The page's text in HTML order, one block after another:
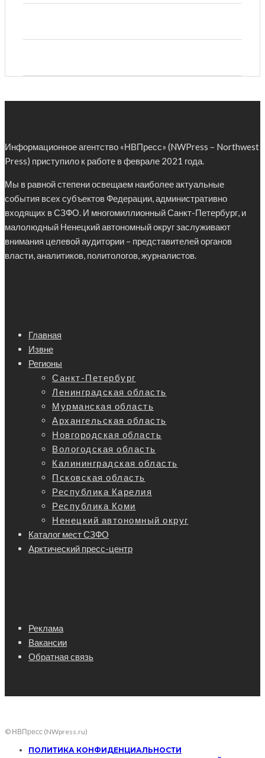
Информационное агентство «НВПресс» (NWPress – Northwest
Press) приступило к работе в феврале 2021 года.
Мы в равной степени освещаем наиболее актуальные
события всех субъектов Федерации, административно
входящих в СЗФО. И многомиллионный Санкт-Петербург, и
малолюдный Ненецкий автономный округ заслуживают
внимания целевой аудитории – представителей органов
власти, аналитиков, политологов, журналистов.
Главная
Извне
Регионы
Санкт-Петербург
Ленинградская область
Мурманская область
Архангельская область
Новгородская область
Вологодская область
Калининградская область
Псковская область
Республика Карелия
Республика Коми
Ненецкий автономный округ
Каталог мест СЗФО
Арктический пресс-центр
Реклама
Вакансии
Обратная связь
© НВПресс (NWpress.ru)
ПОЛИТИКА КОНФИДЕНЦИАЛЬНОСТИ